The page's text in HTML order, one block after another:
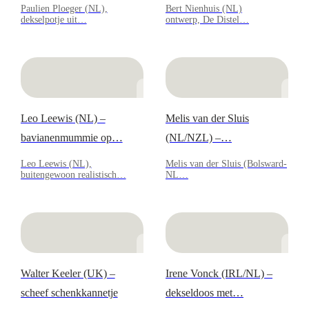
Paulien Ploeger (NL),
dekselpotje uit…
Bert Nienhuis (NL)
ontwerp, De Distel…
Leo Leewis (NL) –
bavianenmummie op…
Leo Leewis (NL),
buitengewoon realistisch…
Melis van der Sluis
(NL/NZL) –…
Melis van der Sluis (Bolsward-
NL…
Walter Keeler (UK) –
scheef schenkkannetje
Irene Vonck (IRL/NL) –
dekseldoos met…